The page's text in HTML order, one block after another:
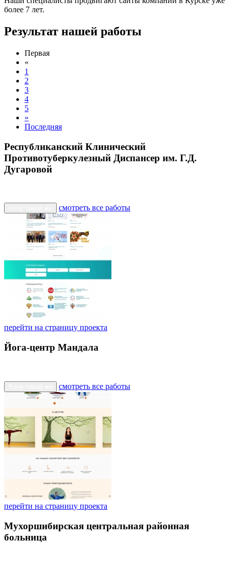
более 7 лет.
Результат нашей работы
Первая
«
1
2
3
4
5
»
Последняя
Республиканский Клинический
Противотуберкулезный Диспансер им. Г.Д.
Дугаровой
смотреть все работы
перейти на страницу проекта
Йога-центр Мандала
смотреть все работы
перейти на страницу проекта
Мухоршибирская центральная районная
больница